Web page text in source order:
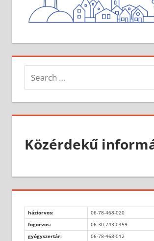
Search
for:
Közérdekű
háziorvos:
06-78-468-020
fogorvos:
06-30-743-0459
gyógyszertár:
06-78-468-012